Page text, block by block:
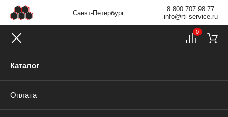
Санкт-Петербург
8 800 707 98 77
info@rti-service.ru
Каталог
Оплата
0